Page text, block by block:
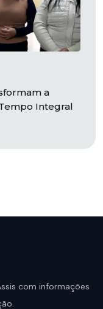
a
Integral
com informações